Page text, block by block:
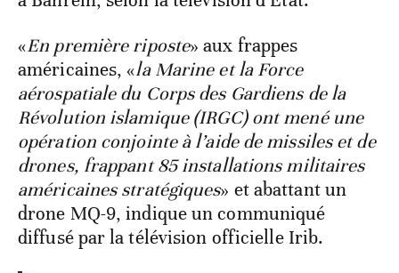
«En première riposte» aux frappes
américaines, «la Marine et la Force
aérospatiale du Corps des Gardiens de la
Révolution islamique (IRGC) ont mené une
opération conjointe à l’aide de missiles et de
drones, frappant 85 installations militaires
américaines stratégiques» et abattant un
drone MQ-9, indique un communiqué
diffusé par la télévision officielle Irib.